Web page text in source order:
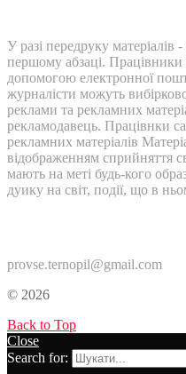
У разі передруку матеріалів
першому абзаці. Працівники
допомогою електронної
журналісти можуть
реклами та рекламних
рекламодавець. Працівнки
рекламних матеріалів
відображенням сприйняття
мають на меті будь-кого
дуику на світ, події, що в
provse.ternopil@gmail.com
© 2026
Back to Top
Close
Search for: